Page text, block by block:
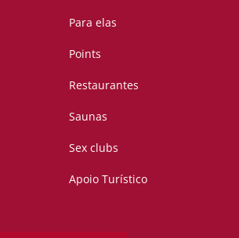
Para elas
Points
Restaurantes
Saunas
Sex clubs
Apoio Turístico